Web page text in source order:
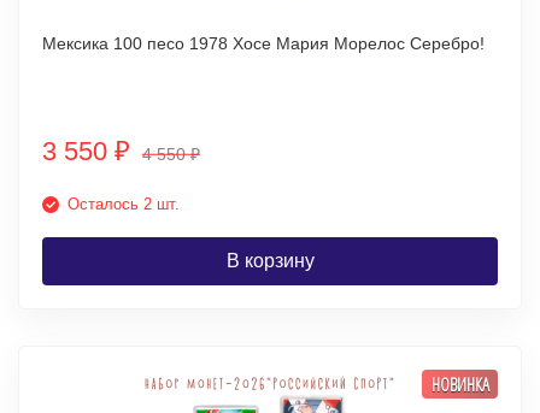
Мексика 100 песо 1978 Хосе Мария Морелос Серебро!
3 550 ₽ 4 550₽
Осталось 2 шт.
В корзину
НОВИНКА